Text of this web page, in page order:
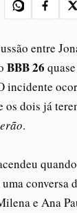
entre
BBB 26
incidente
os dois já
.
conversa
e Ana